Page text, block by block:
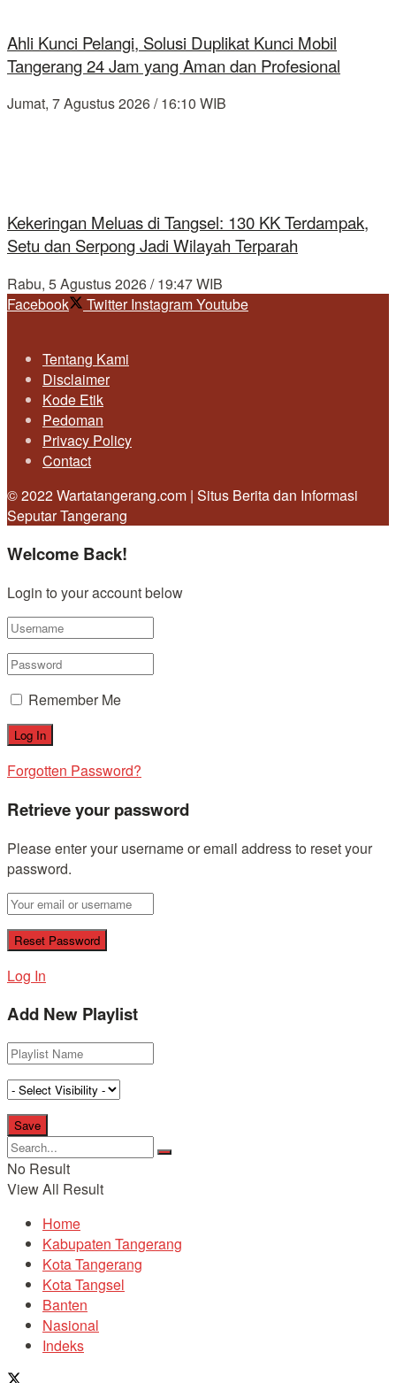
Ahli Kunci Pelangi, Solusi Duplikat Kunci Mobil
Tangerang 24 Jam yang Aman dan Profesional
Jumat, 7 Agustus 2026 / 16:10 WIB
Kekeringan Meluas di Tangsel: 130 KK Terdampak,
Setu dan Serpong Jadi Wilayah Terparah
Rabu, 5 Agustus 2026 / 19:47 WIB
Facebook
Twitter InstagramYoutube
Tentang Kami
Disclaimer
Kode Etik
Pedoman
Privacy Policy
Contact
© 2022 Wartatangerang.com | Situs Berita dan Informasi
Seputar Tangerang
Welcome Back!
Login to your account below
Remember Me
Forgotten Password?
Retrieve your password
Please enter your username or email address to reset your
password.
Log In
Add New Playlist
No Result
View All Result
Home
Kabupaten Tangerang
Kota Tangerang
Kota Tangsel
Banten
Nasional
Indeks